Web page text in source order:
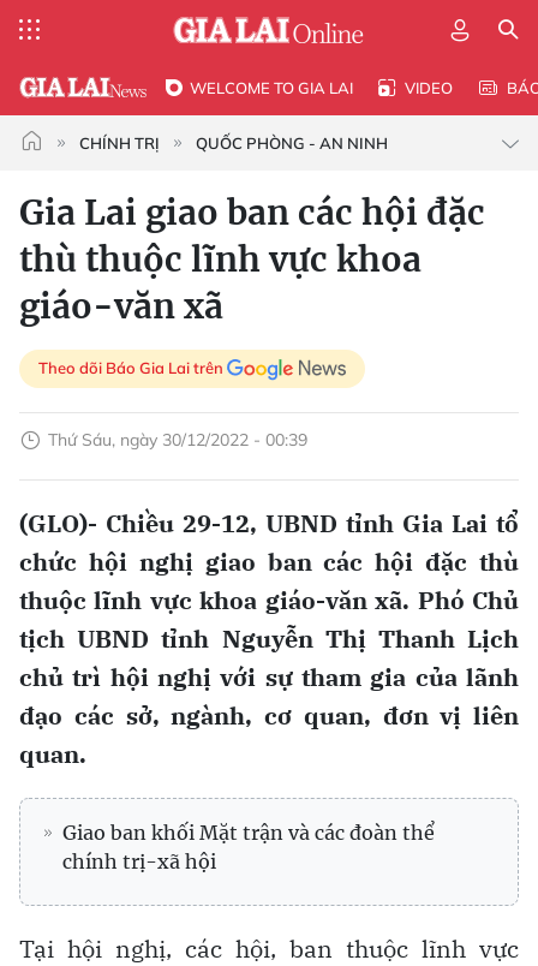
WELCOME TO GIA LAI VIDEO
CHÍNH TRỊ QUỐC PHÒNG - AN NINH
Gia Lai giao ban các hội đặc
thù thuộc lĩnh vực khoa
giáo-văn xã
Theo dõi Báo Gia Lai trên
Thứ Sáu, ngày 30/12/2022 - 00:39
(GLO)- Chiều 29-12, UBND tỉnh Gia Lai tổ
chức hội nghị giao ban các hội đặc thù
thuộc lĩnh vực khoa giáo-văn xã. Phó Chủ
tịch UBND tỉnh Nguyễn Thị Thanh Lịch
chủ trì hội nghị với sự tham gia của lãnh
đạo các sở, ngành, cơ quan, đơn vị liên
quan.
Giao ban khối Mặt trận và các đoàn thể
chính trị-xã hội
Tại hội nghị, các hội, ban thuộc lĩnh vực